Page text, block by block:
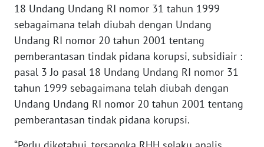
18 Undang Undang RI nomor 31 tahun 1999
sebagaimana telah diubah dengan Undang
Undang RI nomor 20 tahun 2001 tentang
pemberantasan tindak pidana korupsi, subsidiair :
pasal 3 Jo pasal 18 Undang Undang RI nomor 31
tahun 1999 sebagaimana telah diubah dengan
Undang Undang RI nomor 20 tahun 2001 tentang
pemberantasan tindak pidana korupsi.
WN
BALI
KALBAR
WN
KALTENG